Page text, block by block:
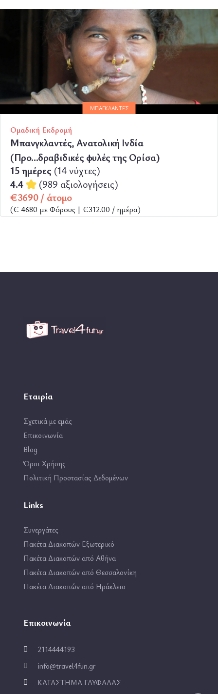
ΠΕΡΙΣΣΟΤΕΡΑ
ΜΠΑΓΚΛΑΝΤΈΣ
Ομαδική Εκδρομή
Μπανγκλαντές, Ανατολική Ινδία
(Προ...δραβιδικές φυλές της Ορίσα)
15 ημέρες (14 νύχτες)
4.4
(989 αξιολογήσεις)
€3690 / άτομο
(€ 4680 με Φόρους | €312.00 / ημέρα)
Εταιρία
Σχετικά με εμάς
Επικοινωνία
Blog
Όροι Χρήσης
Πολιτική Προστασίας Δεδομένων
Links
Συνεργάτες
Πακέτα Διακοπών Εξωτερικό
Πακέτα Διακοπών από Αθήνα
Πακέτα Διακοπών από Θεσσαλονίκη
Πακέτα Διακοπών από Ηράκλειο
Επικοινωνία
2114444193
info@travel4fun.gr
ΚΑΤΑΣΤΗΜΑ ΓΛΥΦΑΔΑΣ